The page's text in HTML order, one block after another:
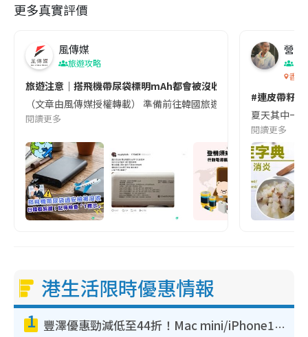
更多真實評價
風傳媒
旅遊攻略
旅遊注意｜搭飛機帶尿袋標明mAh都會被沒收😱出發前切記檢查
（文章由風傳媒授權轉載） 準備前往韓國旅遊的民眾，近期要
閱讀更多
營養
香港
#連皮帶籽
夏天其中一
閱讀更多
港生活限時優惠情報
1 豐澤優惠勁減低至44折！Mac mini/iPhone17Pro大減價！廚房家電$220起